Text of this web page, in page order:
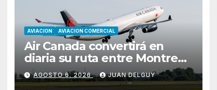
AVIACION AVIACION COMERCIAL
Air Canada convertirá en
diaria su ruta entre Montreal
y Ciudad de Guatemala
desde octubre
AGOSTO 6, 2026 JUAN DELGUY